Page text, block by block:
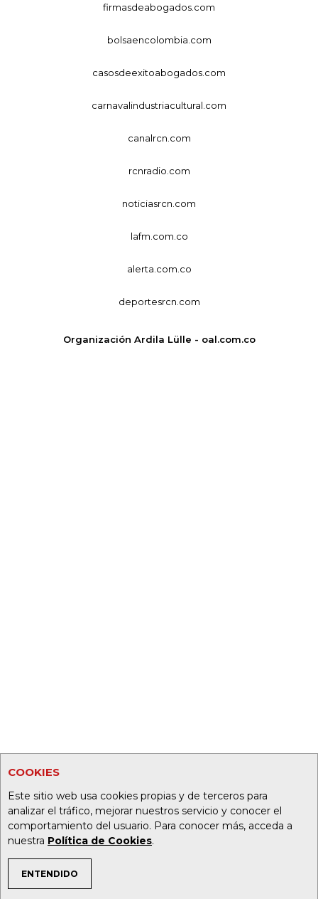
COOKIES
Este sitio web usa cookies propias y de terceros para
analizar el tráfico, mejorar nuestros servicio y conocer el
comportamiento del usuario. Para conocer más, acceda a
nuestra Política de Cookies.
ENTENDIDO
TEMAS DE INTERÉS
firmasdeabogados.com
bolsaencolombia.com
casosdeexitoabogados.com
carnavalindustriacultural.com
canalrcn.com
rcnradio.com
noticiasrcn.com
lafm.com.co
alerta.com.co
deportesrcn.com
Organización Ardila Lülle - oal.com.co